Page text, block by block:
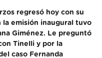
regresó hoy con su
la emisión inaugural tuvo
Giménez. Le preguntó
Tinelli y por la
caso Fernanda